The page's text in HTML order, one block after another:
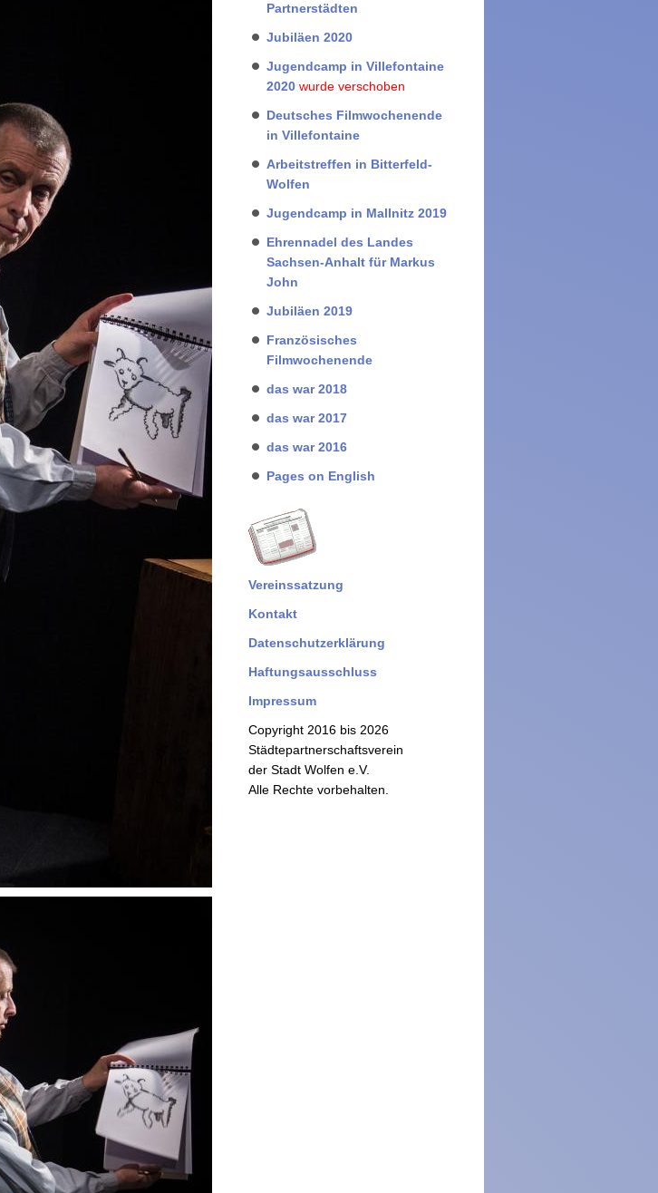
Partnerstädten
Jubiläen 2020
Jugendcamp in Villefontaine
2020 wurde verschoben
Deutsches Filmwochenende
in Villefontaine
Arbeitstreffen in Bitterfeld-
Wolfen
Jugendcamp in Mallnitz 2019
Ehrennadel des Landes
Sachsen-Anhalt für Markus
John
Jubiläen 2019
Französisches
Filmwochenende
das war 2018
das war 2017
das war 2016
Pages on English
Vereinssatzung
Kontakt
Datenschutzerklärung
Haftungsausschluss
Impressum
Copyright 2016 bis 2026
Städtepartnerschaftsverein
der Stadt Wolfen e.V.
Alle Rechte vorbehalten.